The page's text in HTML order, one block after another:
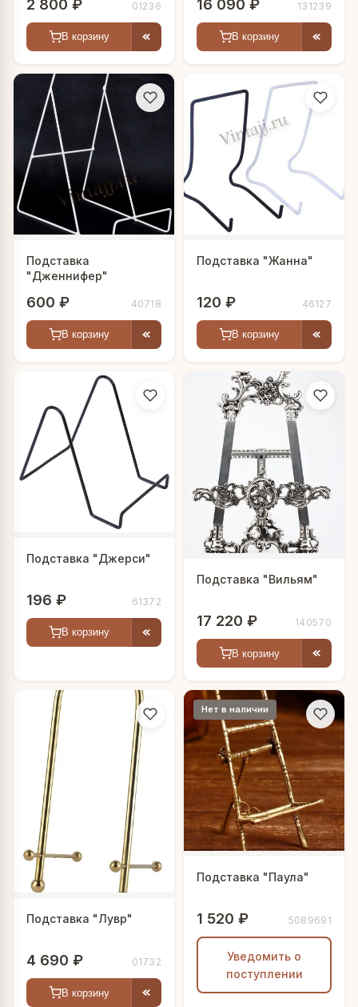
2 800 ₽ 01236
В корзину
16 090 ₽ 131239
В корзину
Подставка
"Дженнифер"
600 ₽ 40718
В корзину
Подставка "Жанна"
120 ₽ 46127
В корзину
Подставка "Джерси"
196 ₽ 61372
В корзину
Подставка "Вильям"
17 220 ₽ 140570
В корзину
Подставка "Лувр"
4 690 ₽ 01732
В корзину
Нет в наличии
Подставка "Паула"
1 520 ₽ 5089691
Уведомить о
поступлении